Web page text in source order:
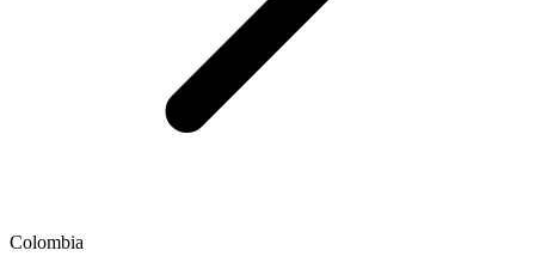
Colombia